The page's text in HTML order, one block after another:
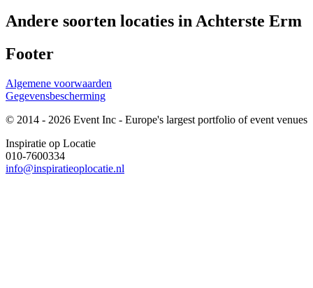
Andere soorten locaties in Achterste Erm
Footer
Algemene voorwaarden
Gegevensbescherming
© 2014 - 2026 Event Inc - Europe's largest portfolio of event venues
Inspiratie op Locatie
010-7600334
info@inspiratieoplocatie.nl